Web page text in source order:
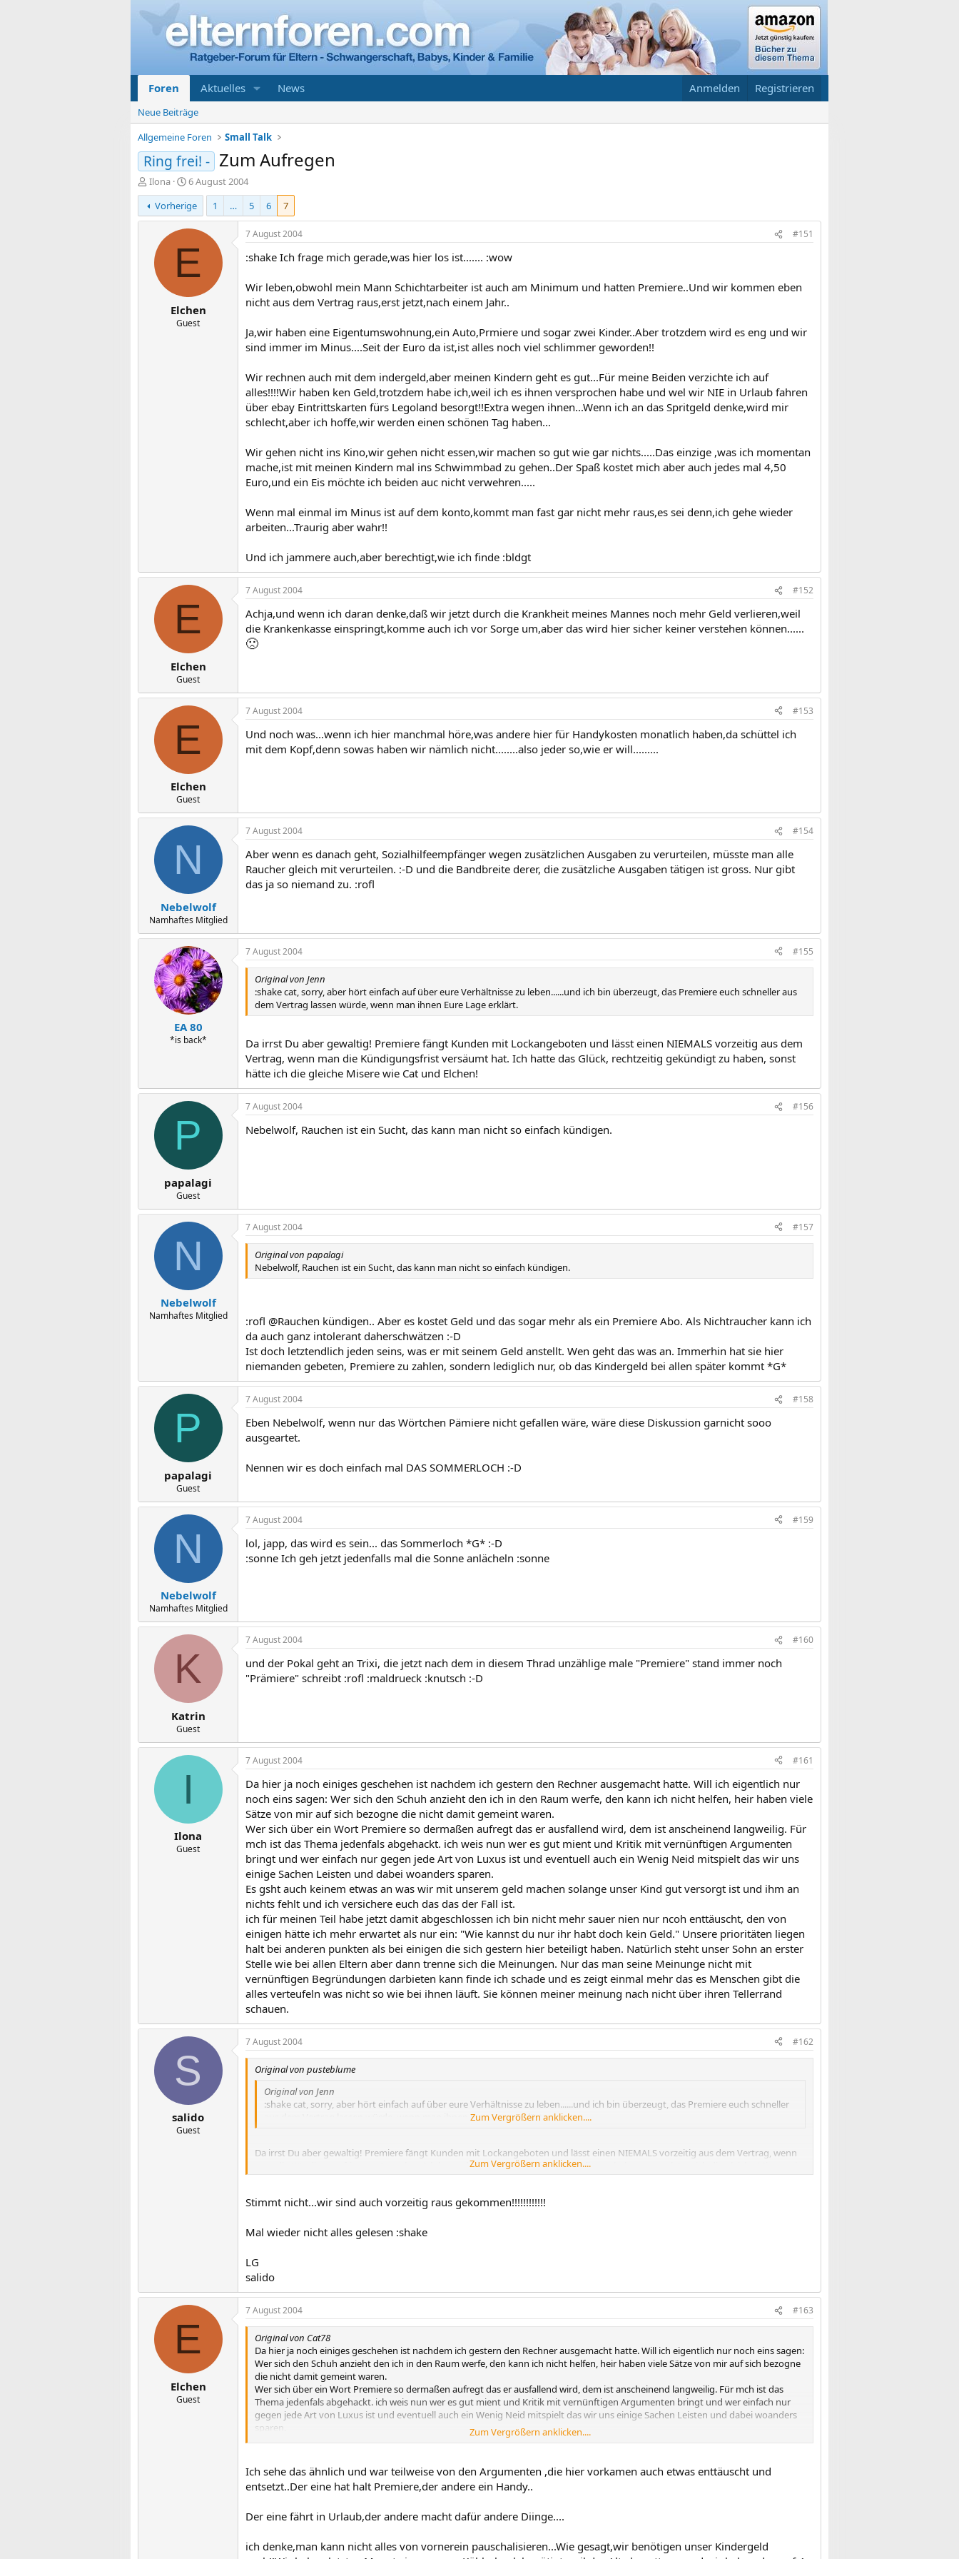
Foren Aktuelles News Anmelden Registrieren
Neue Beiträge
Allgemeine Foren
Small Talk
Ring frei! - Zum Aufregen
E
r
s
t
Ilona
E
r
s
t
e
l
t
m
6 August 2004
Vorherige
1 … 5 6 7
E
Elchen
Guest
7 August 2004 #151
:shake Ich frage mich gerade,was hier los ist....... :wow
Wir leben,obwohl mein Mann Schichtarbeiter ist auch am Minimum und hatten Premiere..Und wir kommen eben
nicht aus dem Vertrag raus,erst jetzt,nach einem Jahr..
Ja,wir haben eine Eigentumswohnung,ein Auto,Prmiere und sogar zwei Kinder..Aber trotzdem wird es eng und wir
sind immer im Minus....Seit der Euro da ist,ist alles noch viel schlimmer geworden!!
Wir rechnen auch mit dem indergeld,aber meinen Kindern geht es gut...Für meine Beiden verzichte ich auf
alles!!!!Wir haben ken Geld,trotzdem habe ich,weil ich es ihnen versprochen habe und wel wir NIE in Urlaub fahren
über ebay Eintrittskarten fürs Legoland besorgt!!Extra wegen ihnen...Wenn ich an das Spritgeld denke,wird mir
schlecht,aber ich hoffe,wir werden einen schönen Tag haben...
Wir gehen nicht ins Kino,wir gehen nicht essen,wir machen so gut wie gar nichts.....Das einzige ,was ich momentan
mache,ist mit meinen Kindern mal ins Schwimmbad zu gehen..Der Spaß kostet mich aber auch jedes mal 4,50
Euro,und ein Eis möchte ich beiden auc nicht verwehren.....
Wenn mal einmal im Minus ist auf dem konto,kommt man fast gar nicht mehr raus,es sei denn,ich gehe wieder
arbeiten...Traurig aber wahr!!
Und ich jammere auch,aber berechtigt,wie ich finde :bldgt
E
Elchen
Guest
7 August 2004 #152
Achja,und wenn ich daran denke,daß wir jetzt durch die Krankheit meines Mannes noch mehr Geld verlieren,weil
die Krankenkasse einspringt,komme auch ich vor Sorge um,aber das wird hier sicher keiner verstehen können......
🙁
E
Elchen
Guest
7 August 2004 #153
Und noch was...wenn ich hier manchmal höre,was andere hier für Handykosten monatlich haben,da schüttel ich
mit dem Kopf,denn sowas haben wir nämlich nicht........also jeder so,wie er will.........
N
Nebelwolf
Namhaftes Mitglied
7 August 2004 #154
Aber wenn es danach geht, Sozialhilfeempfänger wegen zusätzlichen Ausgaben zu verurteilen, müsste man alle
Raucher gleich mit verurteilen. :-D und die Bandbreite derer, die zusätzliche Ausgaben tätigen ist gross. Nur gibt
das ja so niemand zu. :rofl
EA 80
*is back*
7 August 2004 #155
Original von Jenn
:shake cat, sorry, aber hört einfach auf über eure Verhältnisse zu leben......und ich bin überzeugt, das Premiere euch schneller aus
dem Vertrag lassen würde, wenn man ihnen Eure Lage erklärt.
Da irrst Du aber gewaltig! Premiere fängt Kunden mit Lockangeboten und lässt einen NIEMALS vorzeitig aus dem
Vertrag, wenn man die Kündigungsfrist versäumt hat. Ich hatte das Glück, rechtzeitig gekündigt zu haben, sonst
hätte ich die gleiche Misere wie Cat und Elchen!
P
papalagi
Guest
7 August 2004 #156
Nebelwolf, Rauchen ist ein Sucht, das kann man nicht so einfach kündigen.
N
Nebelwolf
Namhaftes Mitglied
7 August 2004 #157
Original von papalagi
Nebelwolf, Rauchen ist ein Sucht, das kann man nicht so einfach kündigen.
:rofl @Rauchen kündigen.. Aber es kostet Geld und das sogar mehr als ein Premiere Abo. Als Nichtraucher kann ich
da auch ganz intolerant daherschwätzen :-D
Ist doch letztendlich jeden seins, was er mit seinem Geld anstellt. Wen geht das was an. Immerhin hat sie hier
niemanden gebeten, Premiere zu zahlen, sondern lediglich nur, ob das Kindergeld bei allen später kommt *G*
P
papalagi
Guest
7 August 2004 #158
Eben Nebelwolf, wenn nur das Wörtchen Pämiere nicht gefallen wäre, wäre diese Diskussion garnicht sooo
ausgeartet.
Nennen wir es doch einfach mal DAS SOMMERLOCH :-D
N
Nebelwolf
Namhaftes Mitglied
7 August 2004 #159
lol, japp, das wird es sein... das Sommerloch *G* :-D
:sonne Ich geh jetzt jedenfalls mal die Sonne anlächeln :sonne
K
Katrin
Guest
7 August 2004 #160
und der Pokal geht an Trixi, die jetzt nach dem in diesem Thrad unzählige male "Premiere" stand immer noch
"Prämiere" schreibt :rofl :maldrueck :knutsch :-D
I
Ilona
Guest
7 August 2004 #161
Da hier ja noch einiges geschehen ist nachdem ich gestern den Rechner ausgemacht hatte. Will ich eigentlich nur
noch eins sagen: Wer sich den Schuh anzieht den ich in den Raum werfe, den kann ich nicht helfen, heir haben viele
Sätze von mir auf sich bezogne die nicht damit gemeint waren.
Wer sich über ein Wort Premiere so dermaßen aufregt das er ausfallend wird, dem ist anscheinend langweilig. Für
mch ist das Thema jedenfals abgehackt. ich weis nun wer es gut mient und Kritik mit vernünftigen Argumenten
bringt und wer einfach nur gegen jede Art von Luxus ist und eventuell auch ein Wenig Neid mitspielt das wir uns
einige Sachen Leisten und dabei woanders sparen.
Es gsht auch keinem etwas an was wir mit unserem geld machen solange unser Kind gut versorgt ist und ihm an
nichts fehlt und ich versichere euch das das der Fall ist.
ich für meinen Teil habe jetzt damit abgeschlossen ich bin nicht mehr sauer nien nur ncoh enttäuscht, den von
einigen hätte ich mehr erwartet als nur ein: "Wie kannst du nur ihr habt doch kein Geld." Unsere prioritäten liegen
halt bei anderen punkten als bei einigen die sich gestern hier beteiligt haben. Natürlich steht unser Sohn an erster
Stelle wie bei allen Eltern aber dann trenne sich die Meinungen. Nur das man seine Meinunge nicht mit
vernünftigen Begründungen darbieten kann finde ich schade und es zeigt einmal mehr das es Menschen gibt die
alles verteufeln was nicht so wie bei ihnen läuft. Sie können meiner meinung nach nicht über ihren Tellerrand
schauen.
S
salido
Guest
7 August 2004 #162
Original von pusteblume
Original von Jenn
:shake cat, sorry, aber hört einfach auf über eure Verhältnisse zu leben......und ich bin überzeugt, das Premiere euch schneller
aus dem Vertrag lassen würde, wenn man ihnen Eure Lage erklärt.
Zum Vergrößern anklicken....
Da irrst Du aber gewaltig! Premiere fängt Kunden mit Lockangeboten und lässt einen NIEMALS vorzeitig aus dem Vertrag, wenn
man die Kündigungsfrist versäumt hat. Ich hatte das Glück, rechtzeitig gekündigt zu haben, sonst hätte ich die gleiche Misere wie
Cat und Elchen!
Zum Vergrößern anklicken....
Stimmt nicht...wir sind auch vorzeitig raus gekommen!!!!!!!!!!!!
Mal wieder nicht alles gelesen :shake
LG
salido
E
Elchen
Guest
7 August 2004 #163
Original von Cat78
Da hier ja noch einiges geschehen ist nachdem ich gestern den Rechner ausgemacht hatte. Will ich eigentlich nur noch eins sagen:
Wer sich den Schuh anzieht den ich in den Raum werfe, den kann ich nicht helfen, heir haben viele Sätze von mir auf sich bezogne
die nicht damit gemeint waren.
Wer sich über ein Wort Premiere so dermaßen aufregt das er ausfallend wird, dem ist anscheinend langweilig. Für mch ist das
Thema jedenfals abgehackt. ich weis nun wer es gut mient und Kritik mit vernünftigen Argumenten bringt und wer einfach nur
gegen jede Art von Luxus ist und eventuell auch ein Wenig Neid mitspielt das wir uns einige Sachen Leisten und dabei woanders
sparen.
Es gsht auch keinem etwas an was wir mit unserem geld machen solange unser Kind gut versorgt ist und ihm an nichts fehlt und
ich für meinen Teil habe jetzt damit abgeschlossen ich bin nicht mehr sauer nien nur ncoh enttäuscht, den von einigen hätte ich
mehr erwartet als nur ein: "Wie kannst du nur ihr habt doch kein Geld." Unsere prioritäten liegen halt bei anderen punkten als bei
einigen die sich gestern hier beteiligt haben. Natürlich steht unser Sohn an erster Stelle wie bei allen Eltern aber dann trenne sich
einmal mehr das es Menschen gibt die alles verteufeln was nicht so wie bei ihnen läuft. Sie können meiner meinung nach nicht
Zum Vergrößern anklicken....
Ich sehe das ähnlich und war teilweise von den Argumenten ,die hier vorkamen auch etwas enttäuscht und
entsetzt..Der eine hat halt Premiere,der andere ein Handy..
Der eine fährt in Urlaub,der andere macht dafür andere Diinge....
ich denke,man kann nicht alles von vornerein pauschalisieren...Wie gesagt,wir benötigen unser Kindergeld